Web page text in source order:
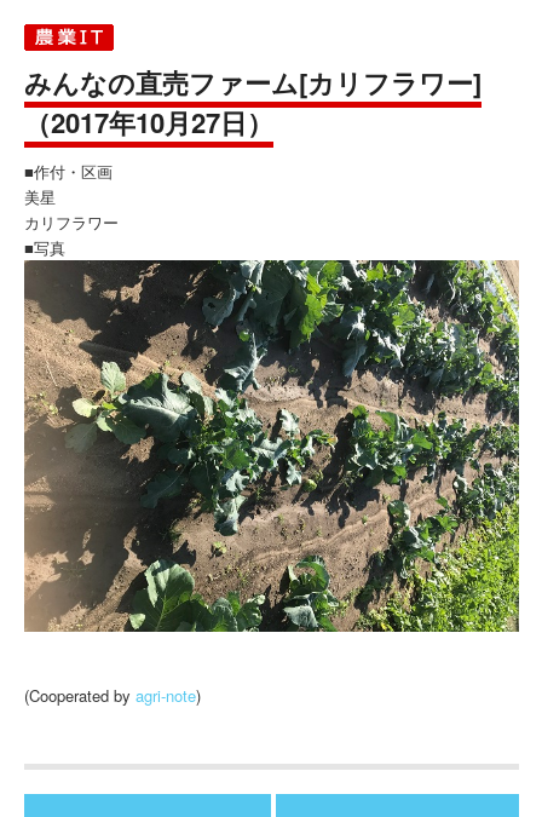
みんなの直売ファーム[カリフラワー]
（2017年10月27日）
■作付・区画
美星
カリフラワー
■写真
(Cooperated by agri-note)